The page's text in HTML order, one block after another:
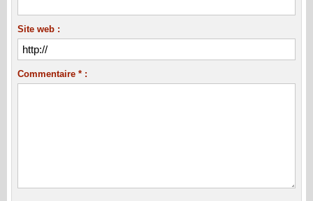
Site web :
Commentaire * :